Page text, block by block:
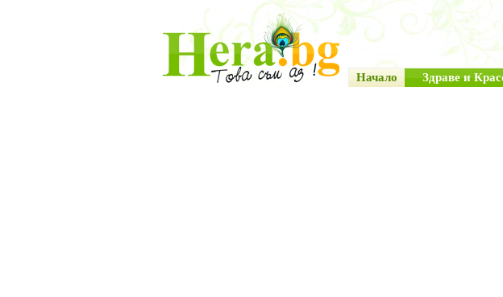
Начало Здраве и